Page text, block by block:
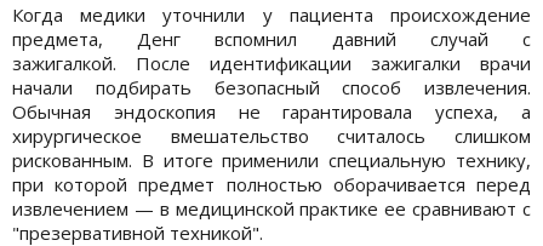
Когда медики уточнили у пациента происхождение
предмета, Денг вспомнил давний случай с
зажигалкой. После идентификации зажигалки врачи
начали подбирать безопасный способ извлечения.
Обычная эндоскопия не гарантировала успеха, а
хирургическое вмешательство считалось слишком
рискованным. В итоге применили специальную технику,
при которой предмет полностью оборачивается перед
извлечением — в медицинской практике ее сравнивают с
"презервативной техникой".